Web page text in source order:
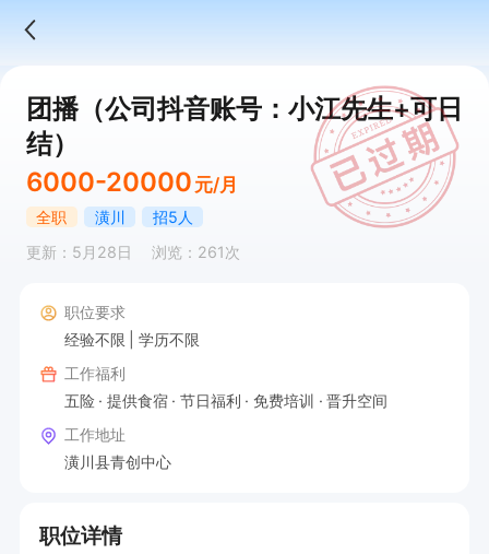
团播（公司抖音账号：小江先生+可日
结）
6000-20000 元/月
全职 潢川
招5人
更新：5月28日
浏览：261次
职位要求
经验不限
学历不限
工作福利
五险
提供食宿 节日福利 免费培训
晋升空间
工作地址
潢川县青创中心
职位详情